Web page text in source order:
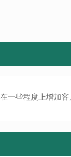
些程度上增加